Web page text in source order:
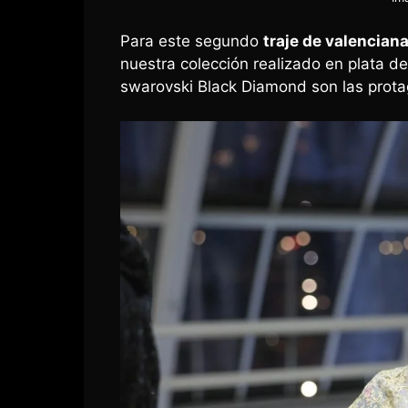
Para este segundo traje de valenciana
nuestra colección realizado en plata
swarovski Black Diamond son las